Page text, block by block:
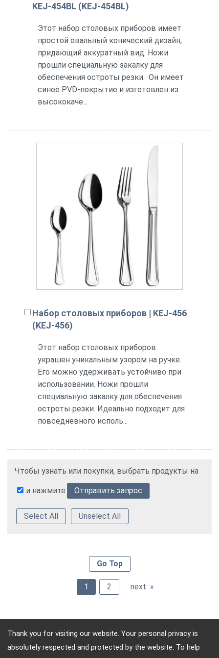
Thank you for visiting our website. Your personal privacy is
absolutely respected and protected by the website. To help
KEJ-454BL (KEJ-454BL)
Этот набор столовых приборов имеет
простой овальный конический дизайн,
придающий аккуратный вид. Ножи
прошли специальную закалку для
обеспечения остроты резки. Он имеет
синее PVD-покрытие и изготовлен из
высококаче...
Набор столовых приборов | KEJ-456
(KEJ-456)
Этот набор столовых приборов
украшен уникальным узором на ручке.
Его можно удерживать устойчиво при
использовании. Ножи прошли
специальную закалку для обеспечения
остроты резки. Идеально подходит для
повседневного исполь...
Чтобы узнать или покупки, выбрать продукты на
и нажмите
Select All Unselect All
Go Top
1 2 next »
Адрес: 10F, No.4, Sec.4, Jen-Ai Rd, Taipei, Republic of China